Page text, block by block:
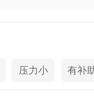
压力小 有补